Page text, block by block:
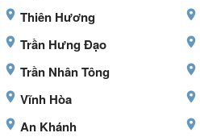
Thiên Hương
Trần Hưng Đạo
Trần Nhân Tông
Vĩnh Hòa
An Khánh